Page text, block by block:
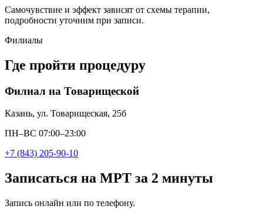
Самочувствие и эффект зависят от схемы терапии,
подробности уточним при записи.
Филиалы
Где пройти процедуру
Филиал на Товарищеской
Казань, ул. Товарищеская, 25б
ПН–ВС 07:00–23:00
+7 (843) 205-90-10
Записаться на МРТ за 2 минуты
Запись онлайн или по телефону.